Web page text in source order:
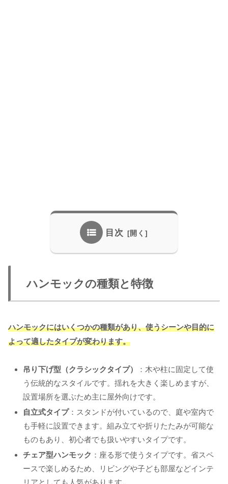
目次
ハンモックの種類と特徴
ハンモックにはいくつかの種類があり、使うシーンや目的に
よって適したタイプが変わります。
吊り下げ型（クラシックタイプ）
：木や柱に固定して使
う伝統的なスタイルです。揺れを大きく楽しめますが、
設置場所を選ぶため主に屋外向けです。
自立式タイプ：スタンドが付いているので、庭や室内で
も手軽に設置できます。組み立てや折りたたみが可能な
ものもあり、初心者でも扱いやすいタイプです。
チェア型ハンモック ：座る形で使うタイプです。省スペ
ースで楽しめるため、リビングや子ども部屋などインテ
リアとしても人気があります。